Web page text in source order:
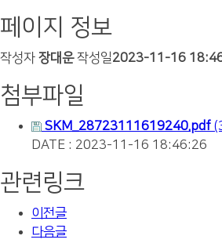
페이지 정보
작성자 장대운 작성일2023-11-16
첨부파일
SKM_28723111619240.pdf
DATE : 2023-11-16 18:46:26
관련링크
이전글
다음글